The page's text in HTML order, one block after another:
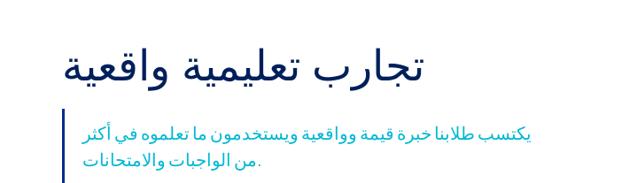
تجارب تعليمية واقعية
يكتسب طلابنا خبرة قيمة وواقعية ويستخدمون ما تعلموه في أكثر
من الواجبات والامتحانات.